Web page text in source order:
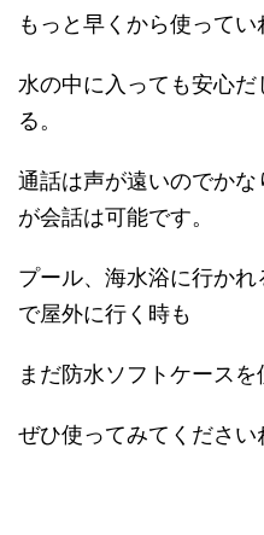
もっと早くから使ってい
水の中に入っても安心
る。
通話は声が遠いのでか
が会話は可能です。
プール、海水浴に行か
で屋外に行く時も
まだ防水ソフトケース
ぜひ使ってみてください